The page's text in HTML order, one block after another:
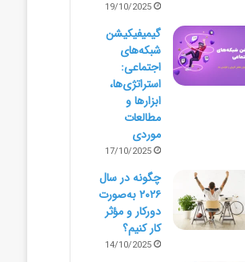
19/10/2025
گیمیفیکیشن
شبکه‌های
اجتماعی:
استراتژی‌ها،
ابزارها و
مطالعات
موردی
17/10/2025
چگونه در سال
۲۰۲۶ به‌صورت
دورکار و مؤثر
کار کنیم؟
14/10/2025